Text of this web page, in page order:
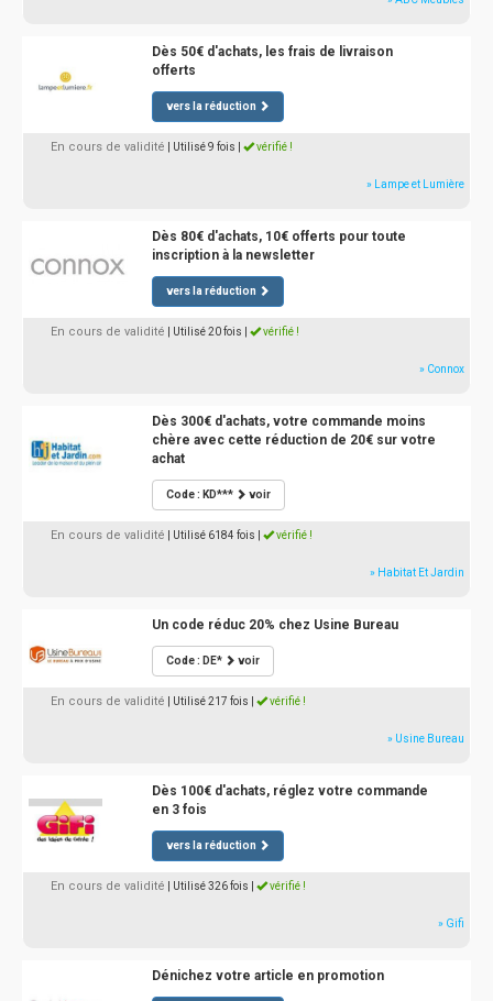
Dès 50€ d'achats, les frais de livraison
offerts
vers la réduction
En cours de validité | Utilisé 9 fois vérifié !
» Lampe et Lumière
Dès 80€ d'achats, 10€ offerts pour toute
inscription à la newsletter
vers la réduction
En cours de validité | Utilisé 20 fois vérifié !
» Connox
Dès 300€ d'achats, votre commande moins
chère avec cette réduction de 20€ sur votre
achat
Code : KD*** voir
En cours de validité | Utilisé 6184 fois vérifié !
» Habitat Et Jardin
Un code réduc 20% chez Usine Bureau
Code : DE* voir
En cours de validité | Utilisé 217 fois vérifié !
» Usine Bureau
Dès 100€ d'achats, réglez votre commande
en 3 fois
vers la réduction
En cours de validité | Utilisé 326 fois vérifié !
» Gifi
Dénichez votre article en promotion